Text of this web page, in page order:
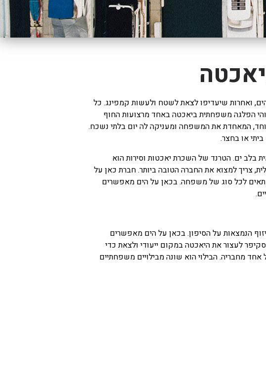
ואחרות שיעדיפו לצאת לשטח ולעשות קמפינג. כל
הפלגה משפחתית ביאכטה באחד מרצועות החוף
המאחדת את המשפחה ומעניקה לה יום בלתי נשכח.
או בחצר.
בלב ים. הטרנד של השכרת יאכטות וסירות הוא
צריך למצוא את החברה הטובה ביותר. חברת כאן על
לכל סוג של משפחה. בכאן על הים מאפשרים
הנמצאות על הסיפון. בכאן על הים מאפשרים
לעצור את היאכטה במקום ייעודי ולצאת כדי
מחבריה. הבילוי הוא שונה מבילויים משפחתיים